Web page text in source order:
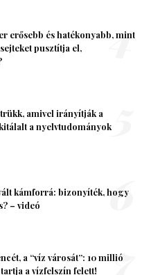
erősebb és hatékonyabb, mint
pusztítja el,
4
amivel irányítják a
a nyelvtudományok
kámforrá: bizonyíték, hogy
– videó
6
a “víz városát”: 10 millió
a vízfelszín felett!
7